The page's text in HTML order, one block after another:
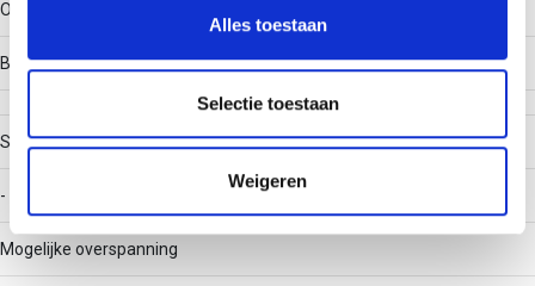
en om ons websiteverkeer te analyseren. Ook delen we
partners voor social media, adverteren en analyse. Deze
partners kunnen deze gegevens combineren met andere
verzameld op basis van uw gebruik van hun services.
Alles toestaan
Selectie toestaan
Weigeren
Overig
Belastingstesttype volgens IEC 61537
Stijgkabelladder
-
Mogelijke overspanning